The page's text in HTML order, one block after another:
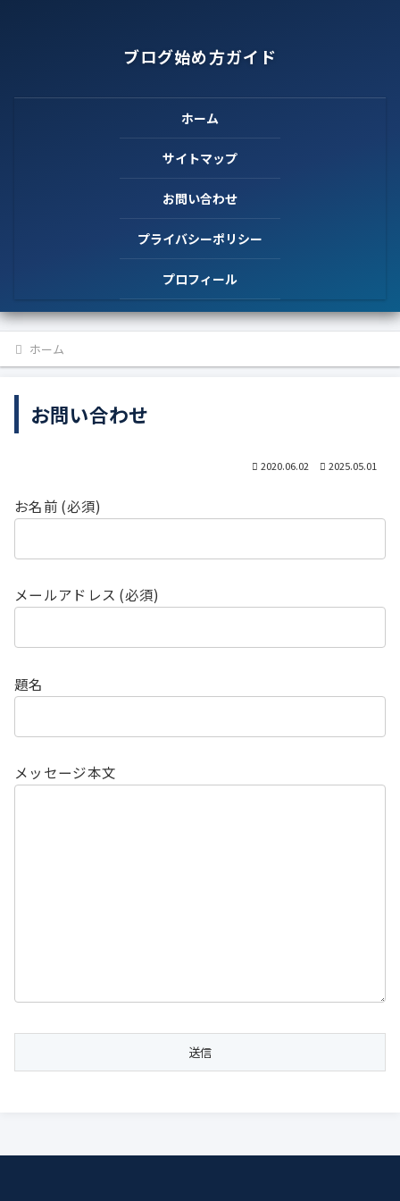
ブログ始め方ガイド
ホーム
サイトマップ
お問い合わせ
プライバシーポリシー
プロフィール
ホーム
お問い合わせ
2020.06.02 2025.05.01
お名前 (必須)
メールアドレス (必須)
題名
メッセージ本文